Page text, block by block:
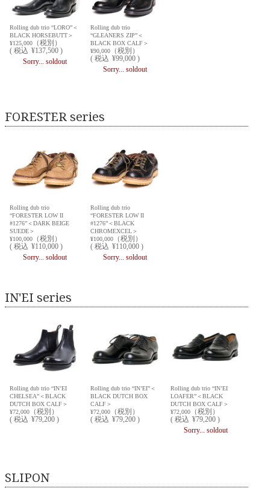
Rolling dub trio “LORO”＜
BLACK HORSEBUTT＞
¥125,000
（税別）
(税込 ¥137,500 )
Sorry... soldout
Rolling dub trio
“GLEANERS ZIP”＜
BLACK BOX CALF＞
¥90,000（税別）
( 税込 ¥99,000 )
Sorry... soldout
FORESTER series
Rolling dub trio
“FORESTER LOW II
#1276”＜DARK BEIGE
SUEDE＞
¥100,000
（税別）
(税込 ¥110,000 )
Sorry... soldout
Rolling dub trio
“FORESTER LOW II
#1276”＜BLACK
CHROMEXCEL＞
¥100,000（税別）
( 税込 ¥110,000 )
Sorry... soldout
IN'EI series
Rolling dub trio “IN’EI
CHELSEA”＜BLACK
DUTCH BOX CALF＞
¥72,000
（税別）
(税込 ¥79,200 )
Rolling dub trio “IN’EI”＜
BLACK DUTCH BOX
CALF＞
¥72,000（税別）
( 税込 ¥79,200 )
Rolling dub trio “IN’EI
LOAFER”＜BLACK
DUTCH BOX CALF＞
¥72,000（税別）
( 税込 ¥79,200 )
Sorry... soldout
SLIPON